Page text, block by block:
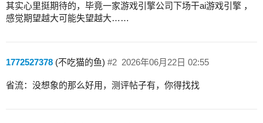
其实心里挺期待的，毕竟一家游戏引擎公司下场干ai游戏引擎 ，
感觉期望越大可能失望越大……
1772527378 (不吃猫的鱼) 2026年06月22日 02:55
#2
省流：没想象的那么好用，测评帖子有，你得找找